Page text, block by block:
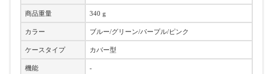
商品重量 340 g
カラー ブルー/グリーン/パープル/ピンク
ケースタイプ カバー型
機能 -